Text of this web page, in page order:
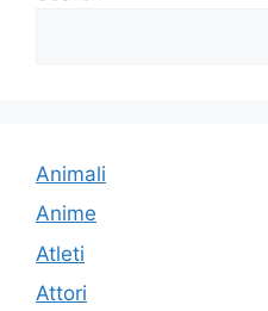
Animali
Anime
Atleti
Attori